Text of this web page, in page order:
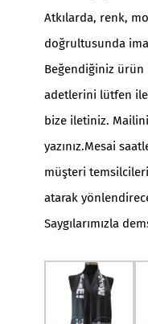
Atkılarda, renk,
doğrultusunda
Beğendiğiniz
adetlerini lütfen
bize iletiniz.
yazınız.Mesai
müşteri
atarak
Saygılarımızla